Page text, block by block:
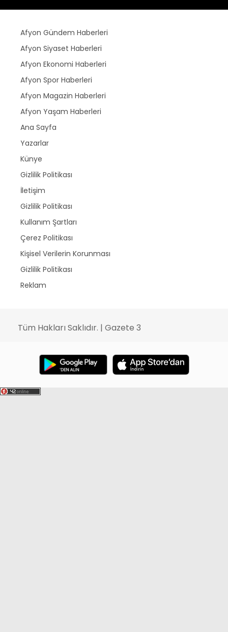
Afyon Gündem Haberleri
Afyon Siyaset Haberleri
Afyon Ekonomi Haberleri
Afyon Spor Haberleri
Afyon Magazin Haberleri
Afyon Yaşam Haberleri
Ana Sayfa
Yazarlar
Künye
Gizlilik Politikası
İletişim
Gizlilik Politikası
Kullanım Şartları
Çerez Politikası
Kişisel Verilerin Korunması
Gizlilik Politikası
Reklam
Tüm Hakları Saklıdır. | Gazete 3